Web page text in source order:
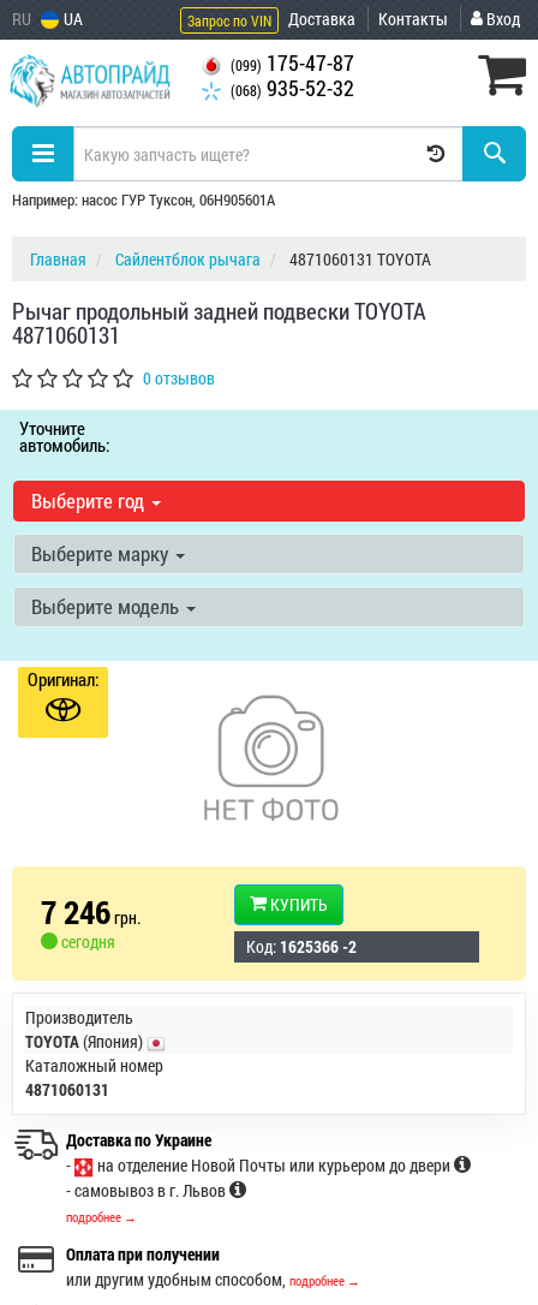
RU UA Запрос по VIN Доставка Контакты Вход
(099) 175-47-87
(068) 935-52-32
Например: насос ГУР Туксон, 06H905601A
Главная Сайлентблок рычага 4871060131 TOYOTA
Рычаг продольный задней подвески TOYOTA
4871060131
0 отзывов
Уточните
автомобиль:
Выберите год
Выберите марку
Выберите модель
Оригинал:
7 246грн.
сегодня
КУПИТЬ
Код: 1625366 -2
Производитель
TOYOTA(Япония)
Каталожный номер
4871060131
Доставка по Украине
-
на отделение Новой Почты или курьером до двери
- самовывоз в г. Львов
подробнее →
Оплата при получении
или другим удобным способом, подробнее →